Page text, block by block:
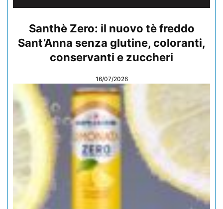
Santhè Zero: il nuovo tè freddo
Sant’Anna senza glutine, coloranti,
conservanti e zuccheri
16/07/2026